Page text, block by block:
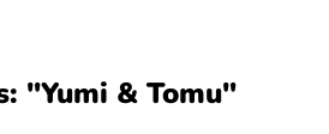
"Yumi & Tomu"